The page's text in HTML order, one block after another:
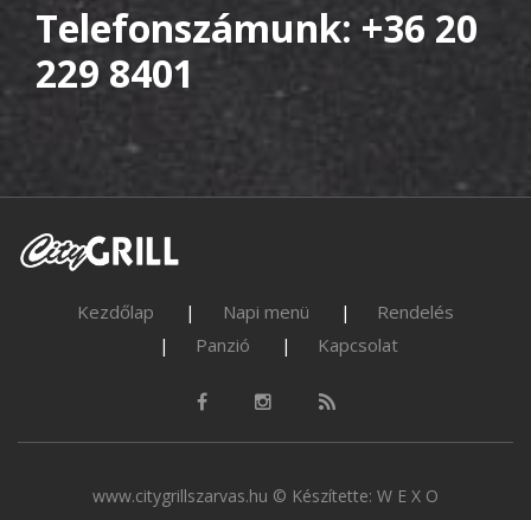
Telefonszámunk: +36 20
229 8401
Kezdőlap Napi menü
Rendelés
Panzió
Kapcsolat
www.citygrillszarvas.hu © Készítette: W E X O